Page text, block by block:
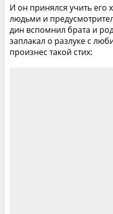
И он принялся учить
людьми и
дин вспомнил брата и
заплакал о разлуке с
произнес такой стих: